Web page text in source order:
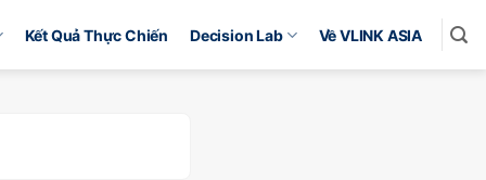
Kết Quả Thực Chiến Decision Lab Về VLINK ASIA